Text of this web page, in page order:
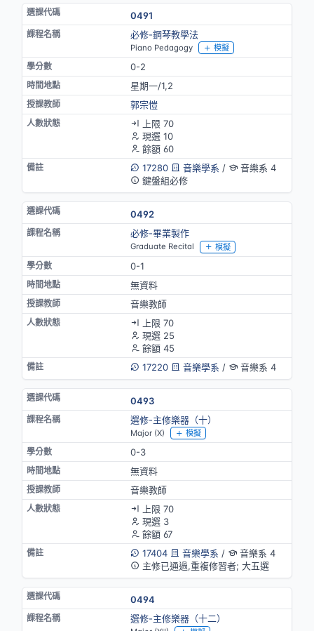
0491
必修-鋼琴教學法
Piano Pedagogy 模擬
0-2
星期一/1,2
郭宗愷
上限 70
現選 10
餘額 60
17280
音樂學系 /
音樂系 4
鍵盤組必修
0492
必修-畢業製作
Graduate Recital 模擬
0-1
無資料
音樂教師
上限 70
現選 25
餘額 45
17220
音樂學系 / 音樂系 4
0493
選修-主修樂器（十）
Major (X) 模擬
0-3
無資料
音樂教師
上限 70
現選 3
餘額 67
17404
音樂學系 /
音樂系 4
主修已通過,重複修習者; 大五選
0494
選修-主修樂器（十二）